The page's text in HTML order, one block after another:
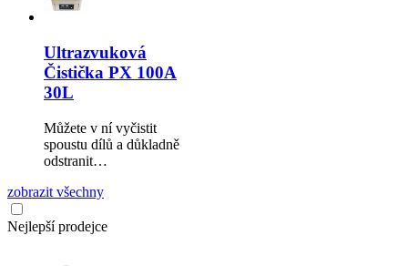
Ultrazvuková
Čistička PX 100A
30L
Můžete v ní vyčistit
spoustu dílů a důkladně
odstranit…
zobrazit všechny
Nejlepší prodejce